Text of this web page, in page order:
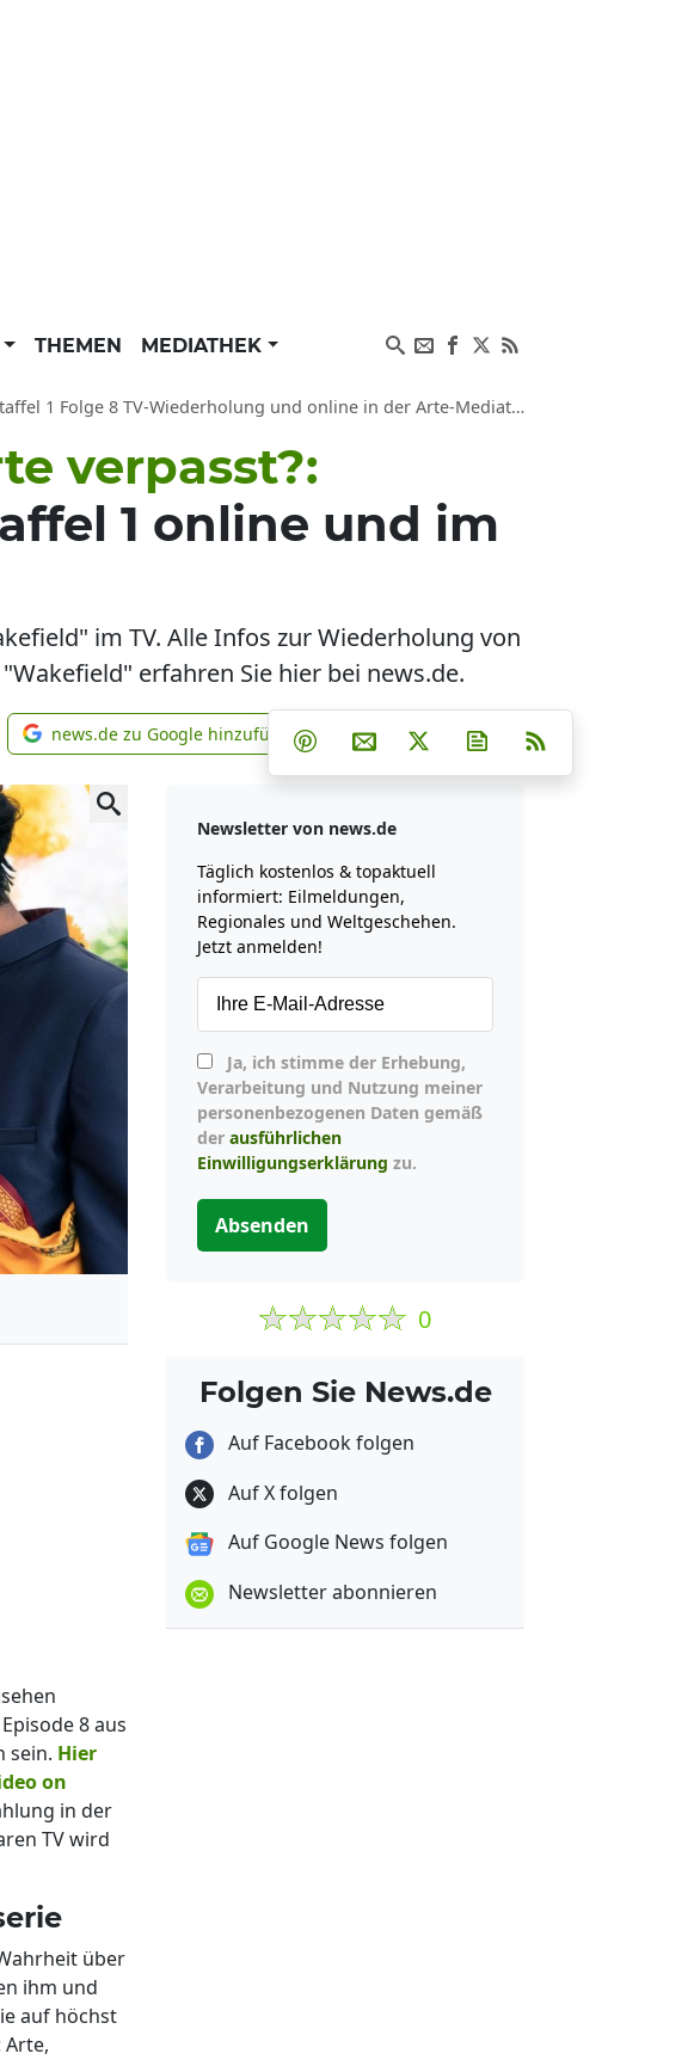
THEMEN MEDIATHEK
1 Folge 8 TV-Wiederholung und online in der Arte-Mediathek
verpasst?:
1 online und im
im TV. Alle Infos zur Wiederholung von
erfahren Sie hier bei news.de.
news.de zu Google hinzufügen
news.de zu Google hinzufügen Teilen auf Facebook
Teilen auf Whatsapp
Teilen auf Telegram
Teilen auf Pinterest
Per E-Mail teilen
Post auf XNewsletter
8 aus
sein. Hier
on
in der
TV wird
über
ihm und
auf höchst
Newsletter von news.de
Täglich kostenlos & topaktuell
informiert: Eilmeldungen,
Regionales und Weltgeschehen.
Jetzt anmelden!
Verarbeitung und Nutzung meiner
personenbezogenen Daten gemäß
der ausführlichen
Einwilligungserklärung zu.
Absenden
0
Folgen Sie News.de
Auf Facebook folgen
Auf X folgen
Auf Google News folgen
Newsletter abonnieren